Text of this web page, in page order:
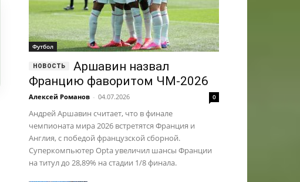
Футбол
Аршавин назвал
Францию фаворитом ЧМ-2026
Алексей Романов - 04.07.2026 0
Андрей Аршавин считает, что в финале
чемпионата мира 2026 встретятся Франция и
Англия, с победой французской сборной.
Суперкомпьютер Opta увеличил шансы Франции
на титул до 28,89% на стадии 1/8 финала.